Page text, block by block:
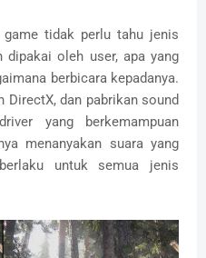
tidak perlu tahu jenis
dipakai oleh user, apa yang
berbicara kepadanya.
dan pabrikan sound
yang berkemampuan
menanyakan suara yang
untuk semua jenis